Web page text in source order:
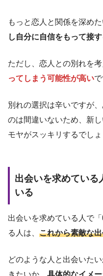
もっと恋人と関係を深めた
し自分に自信をもって接
ただし、恋人との別れを考
ってしまう可能性が高いで
別れの選択は辛いですが
のは間違いないため、新
モヤがスッキリするでしょ
出会いを求めている
いる
出会いを求めている人で
る人は、 これから素敵な
どのような人と出会いた
きたいか、 具体的なイメ